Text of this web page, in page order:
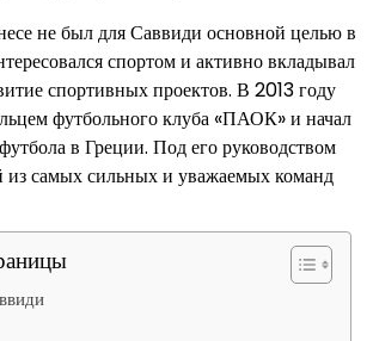
не был для Саввиди основной целью в
спортом и активно вкладывал
спортивных проектов. В 2013 году
футбольного клуба «ПАОК» и начал
в Греции. Под его руководством
самых сильных и уважаемых команд